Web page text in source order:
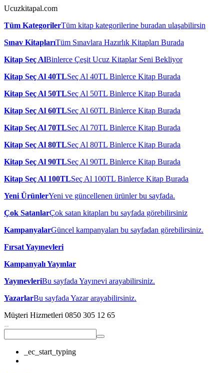
Ucuzkitapal.com
Tüm KategorilerTüm kitap kategorilerine buradan ulaşabilirsin
Sınav KitaplarıTüm Sınavlara Hazırlık Kitapları Burada
Kitap Seç AlBinlerce Çeşit Ucuz Kitaplar Seni Bekliyor
Kitap Seç Al 40TLSeç Al 40TL Binlerce Kitap Burada
Kitap Seç Al 50TLSeç Al 50TL Binlerce Kitap Burada
Kitap Seç Al 60TLSeç Al 60TL Binlerce Kitap Burada
Kitap Seç Al 70TLSeç Al 70TL Binlerce Kitap Burada
Kitap Seç Al 80TLSeç Al 80TL Binlerce Kitap Burada
Kitap Seç Al 90TLSeç Al 90TL Binlerce Kitap Burada
Kitap Seç Al 100TLSeç Al 100TL Binlerce Kitap Burada
Yeni ÜrünlerYeni ve güncellenen ürünler bu sayfada.
Çok SatanlarÇok satan kitapları bu sayfada görebilirsiniz
KampanyalarGüncel kampanyaları bu sayfadan görebilirsiniz.
Fırsat Yayınevleri
Kampanyalı Yayınlar
YayınevleriBu sayfada Yayınevi arayabilirsiniz.
YazarlarBu sayfada Yazar arayabilirsiniz.
Müşteri Hizmetleri 0850 305 12 65
_ec_start_typing